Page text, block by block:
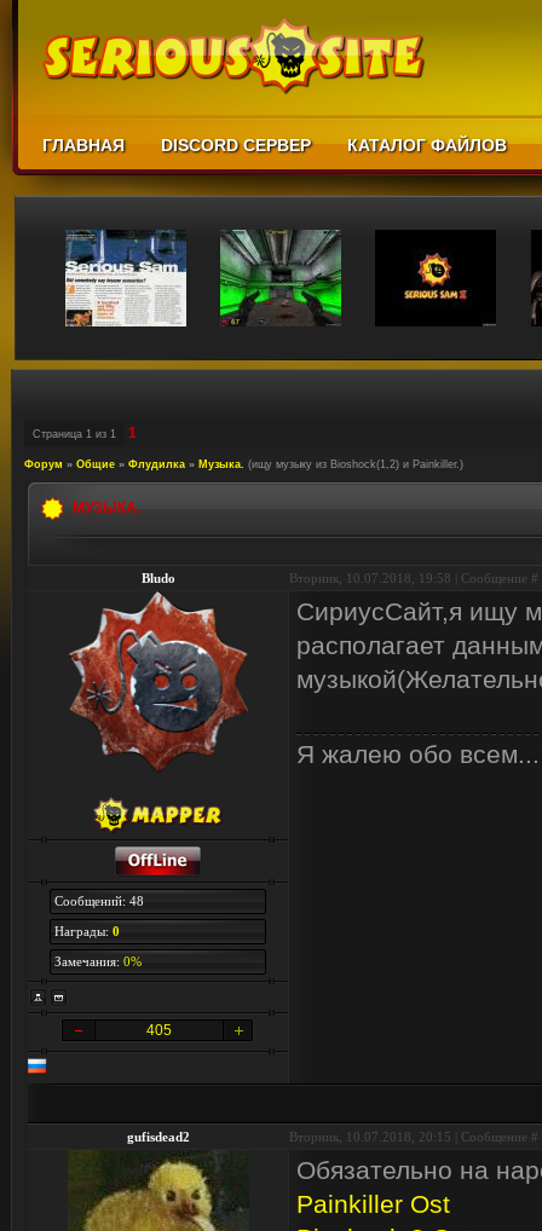
ГЛАВНАЯ DISCORD СЕРВЕР КАТАЛОГ ФАЙЛОВ
Страница 1 из 1 1
Форум » Общие » Флудилка » Музыка. (ищу музыку из Bioshock(1,2) и Painkiller.)
МУЗЫКА.
Bludo Вторник, 10.07.2018, 19:58 | Сообщение #
Сообщений: 48
Награды: 0
Замечания: 0%
405
СириусСайт,я ищу
располагает
Я жалею обо всем...
gufisdead2 Вторник, 10.07.2018, 20:15 | Сообщение #
Обязательно на
Painkiller Ost